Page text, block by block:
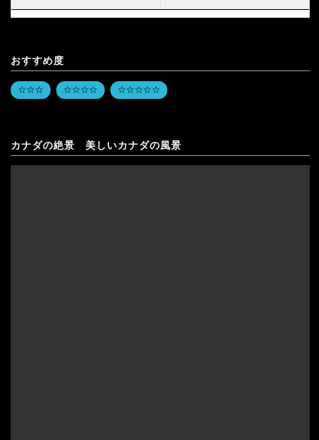
おすすめ度
☆☆☆ ☆☆☆☆ ☆☆☆☆☆
カナダの絶景 美しいカナダの風景